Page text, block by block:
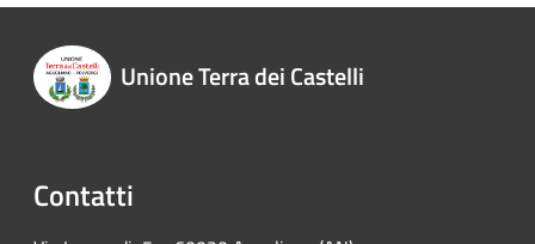
Unione Terra dei Castelli
Contatti